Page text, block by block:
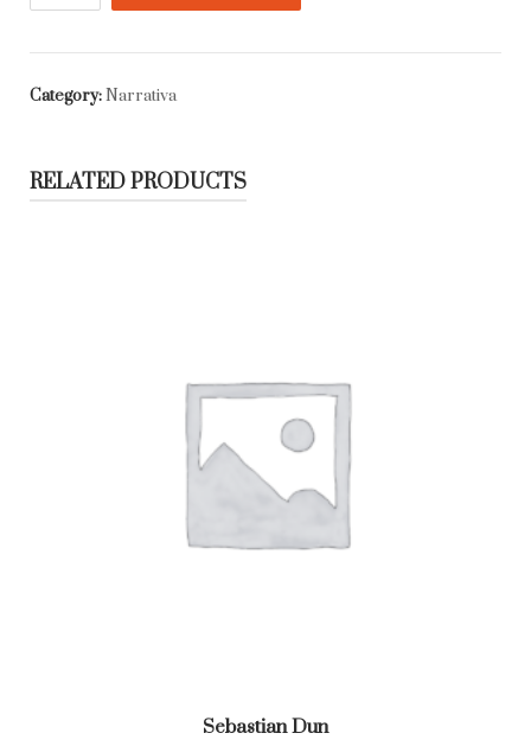
el
agua
quantity
Category:Narrativa
RELATED PRODUCTS
Sebastian Dun